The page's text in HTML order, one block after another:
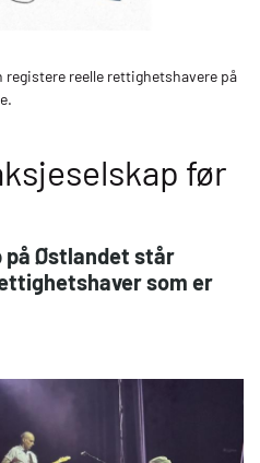
registere reelle rettighetshavere på
før
på Østlandet står
som er